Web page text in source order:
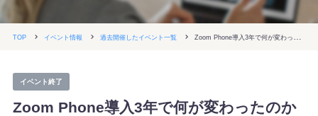
Glean
TOP イベント情報 過去開催したイベント一覧 Z
oom Phone導入3年で何が変わったのか
イベント終了
Zoom Phone導入3年で何が変わったのか